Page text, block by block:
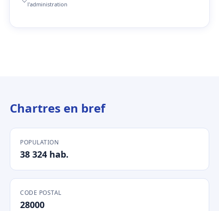
l'administration
Chartres en bref
POPULATION
38 324 hab.
CODE POSTAL
28000